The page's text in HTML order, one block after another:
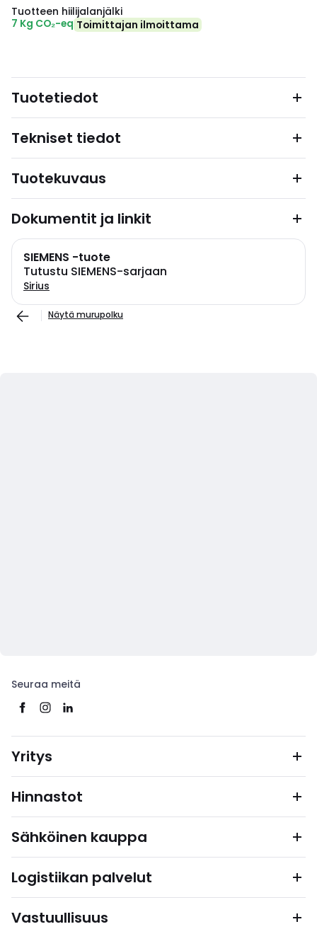
Tuotteen hiilijalanjälki
7 Kg CO₂-eq Toimittajan ilmoittama
Tuotetiedot
Tekniset tiedot
Tuotekuvaus
Dokumentit ja linkit
SIEMENS -tuote
Tutustu SIEMENS-sarjaan
Sirius
Näytä murupolku
Seuraa meitä
Yritys
Hinnastot
Sähköinen kauppa
Logistiikan palvelut
Vastuullisuus